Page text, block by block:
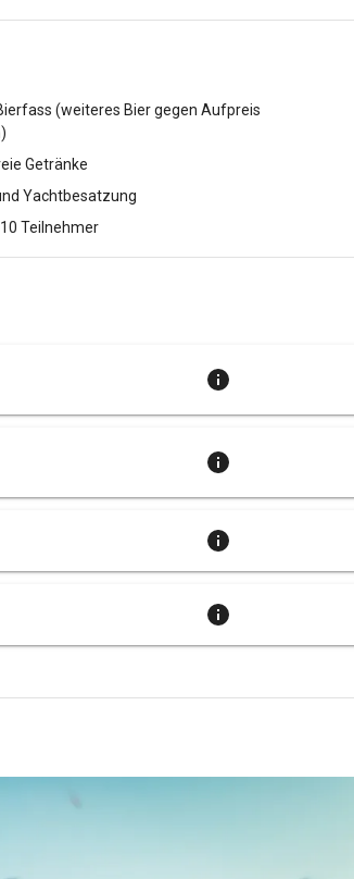
(weiteres Bier gegen Aufpreis
Getränke
Yachtbesatzung
Teilnehmer